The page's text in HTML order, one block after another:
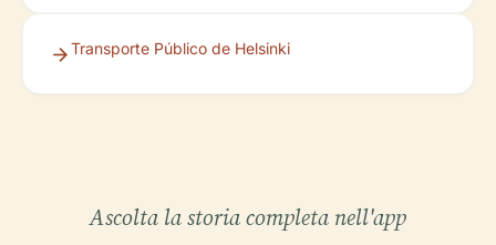
Transporte Público de Helsinki
Ascolta la storia completa nell'app